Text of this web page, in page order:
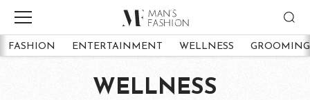
FASHION ENTERTAINMENT WELLNESS GROOMING
WELLNESS